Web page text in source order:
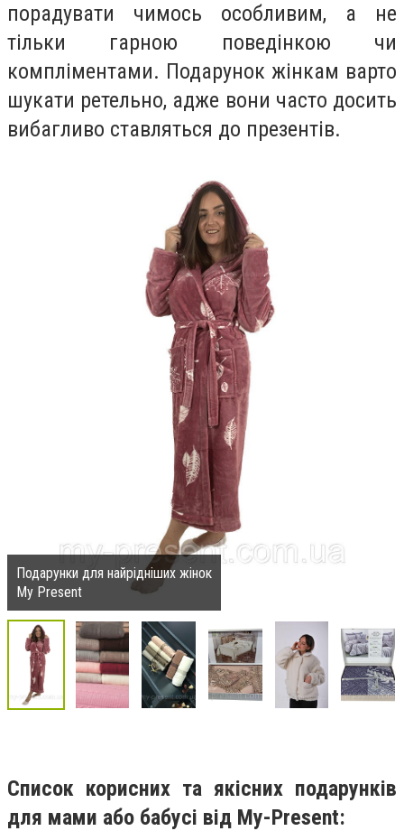
порадувати чимось особливим, а не
тільки гарною поведінкою чи
компліментами. Подарунок жінкам варто
шукати ретельно, адже вони часто досить
вибагливо ставляться до презентів.
Подарунки для найрідніших жінок
My Present
Список корисних та якісних подарунків
для мами або бабусі від My-Present: